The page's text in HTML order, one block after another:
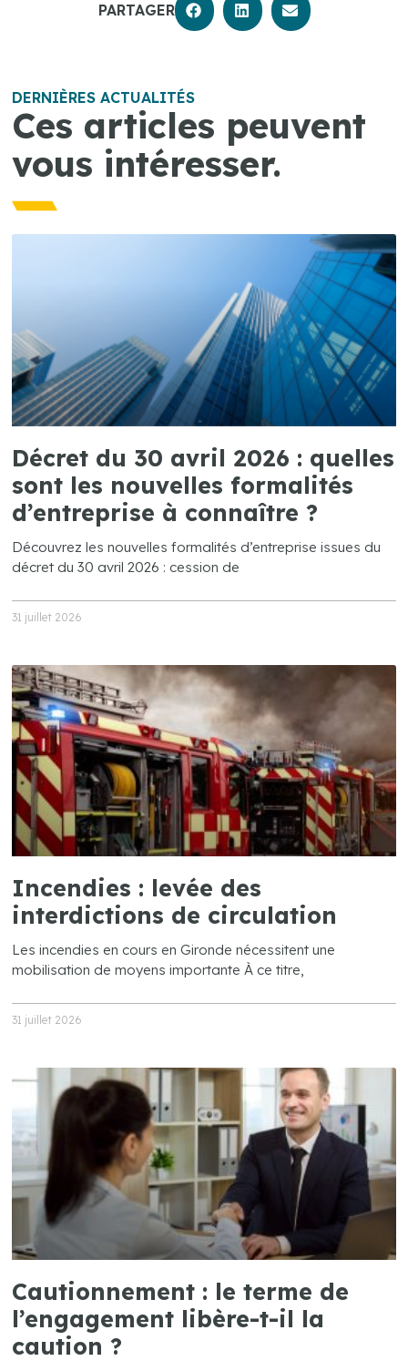
PARTAGER
DERNIÈRES ACTUALITÉS
Ces articles peuvent
vous intéresser.
Décret du 30 avril 2026 : quelles
sont les nouvelles formalités
d’entreprise à connaître ?
Découvrez les nouvelles formalités d’entreprise issues du
décret du 30 avril 2026 : cession de
31 juillet 2026
Incendies : levée des
interdictions de circulation
Les incendies en cours en Gironde nécessitent une
mobilisation de moyens importante À ce titre,
31 juillet 2026
Cautionnement : le terme de
l’engagement libère-t-il la
caution ?